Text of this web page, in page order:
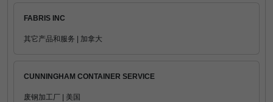
FABRIS INC
其它产品和服务 | 加拿大
CUNNINGHAM CONTAINER SERVICE
废钢加工厂 | 美国